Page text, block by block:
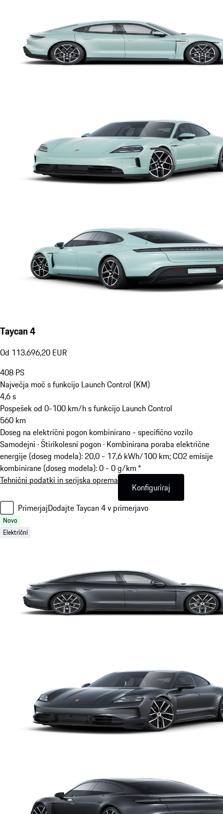
Taycan 4
Od 113.696,20 EUR
408 PS
Največja moč s funkcijo Launch Control (KM)
4,6s
Pospešek od 0-100 km/h s funkcijo Launch Control
560 km
Doseg na električni pogon kombinirano - specifično vozilo
Samodejni · Štirikolesni pogon · Kombinirana poraba električne
energije (doseg modela): 20,0 - 17,6 kWh/100 km; CO2 emisije
kombinirane (doseg modela): 0 - 0 g/km *
Tehnični podatki in serijska oprema
Konfiguriraj
PrimerjajDodajte Taycan 4 v primerjavo
Novo
Električni